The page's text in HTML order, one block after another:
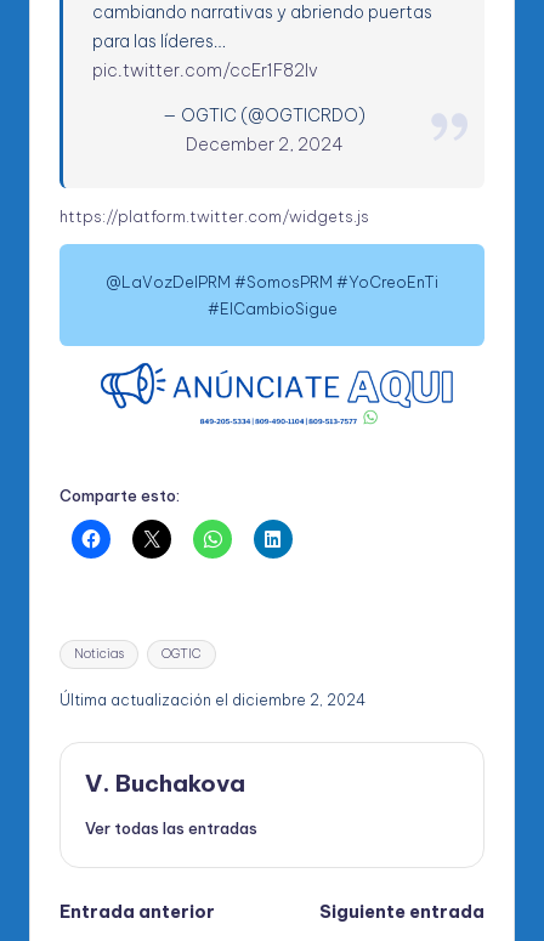
cambiando narrativas y abriendo puertas
para las líderes…
pic.twitter.com/ccEr1F82Iv
— OGTIC (@OGTICRDO)
December 2, 2024
https://platform.twitter.com/widgets.js
@LaVozDelPRM #SomosPRM #YoCreoEnTi
#ElCambioSigue
Comparte esto:
Etiquetas:
Noticias OGTIC
Última actualización el diciembre 2, 2024
V. Buchakova
Ver todas las entradas
Navegación
Entrada anterior Siguiente entrada